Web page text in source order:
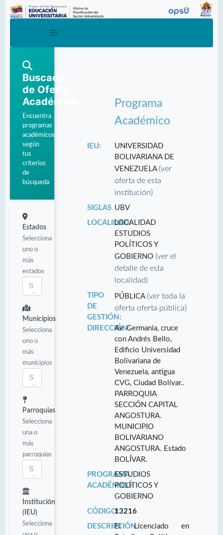
Buscador
de Oferta
Académica
Encuentra
programas
académicos
según
tus
criterios
de
búsqueda
Estados
Selecciona
uno o
más
estados
Municipios
Selecciona
uno o
más
municipios
Parroquias
Selecciona
una o
más
parroquias
Institución
(IEU)
Selecciona
Programa
Académico
IEU:
UNIVERSIDAD
BOLIVARIANA DE
VENEZUELA(ver
oferta de esta
institución)
SIGLAS UBV
LOCALIDAD:LOCALIDAD
ESTUDIOS
POLÍTICOS Y
GOBIERNO(ver el
detalle de esta
localidad)
TIPO
DE
GESTIÓN:
PÚBLICA(ver toda la
oferta oferta pública)
DIRECCIÓN:Av. Germania, cruce
con Andrés Bello,
Edificio Universidad
Bolivariana de
Venezuela, antigua
CVG, Ciudad Bolívar..
PARROQUIA
SECCIÓN CAPITAL
ANGOSTURA.
MUNICIPIO
BOLIVARIANO
ANGOSTURA. Estado
BOLÍVAR.
PROGRAMA
ACADÉMICO:
ESTUDIOS
POLÍTICOS Y
GOBIERNO
CÓDIGO:13216
DESCRIPCIÓN:El Licenciado en